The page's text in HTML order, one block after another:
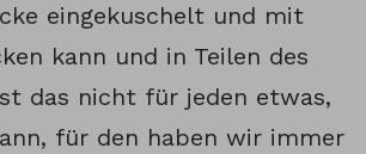
eingekuschelt und mit
kann und in Teilen des
das nicht für jeden etwas,
für den haben wir immer